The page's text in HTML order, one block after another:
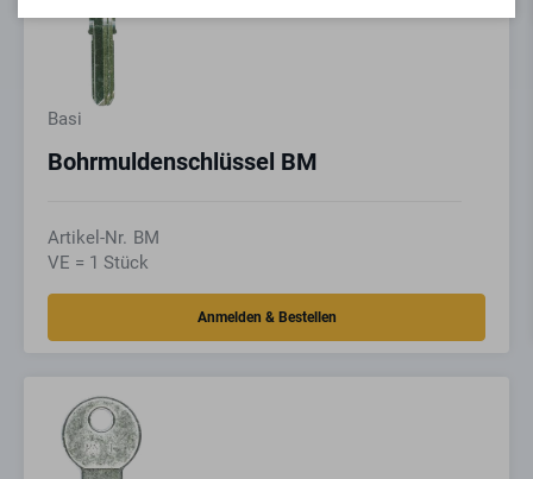
Basi
Bohrmuldenschlüssel BM
Artikel-Nr. BM
VE = 1 Stück